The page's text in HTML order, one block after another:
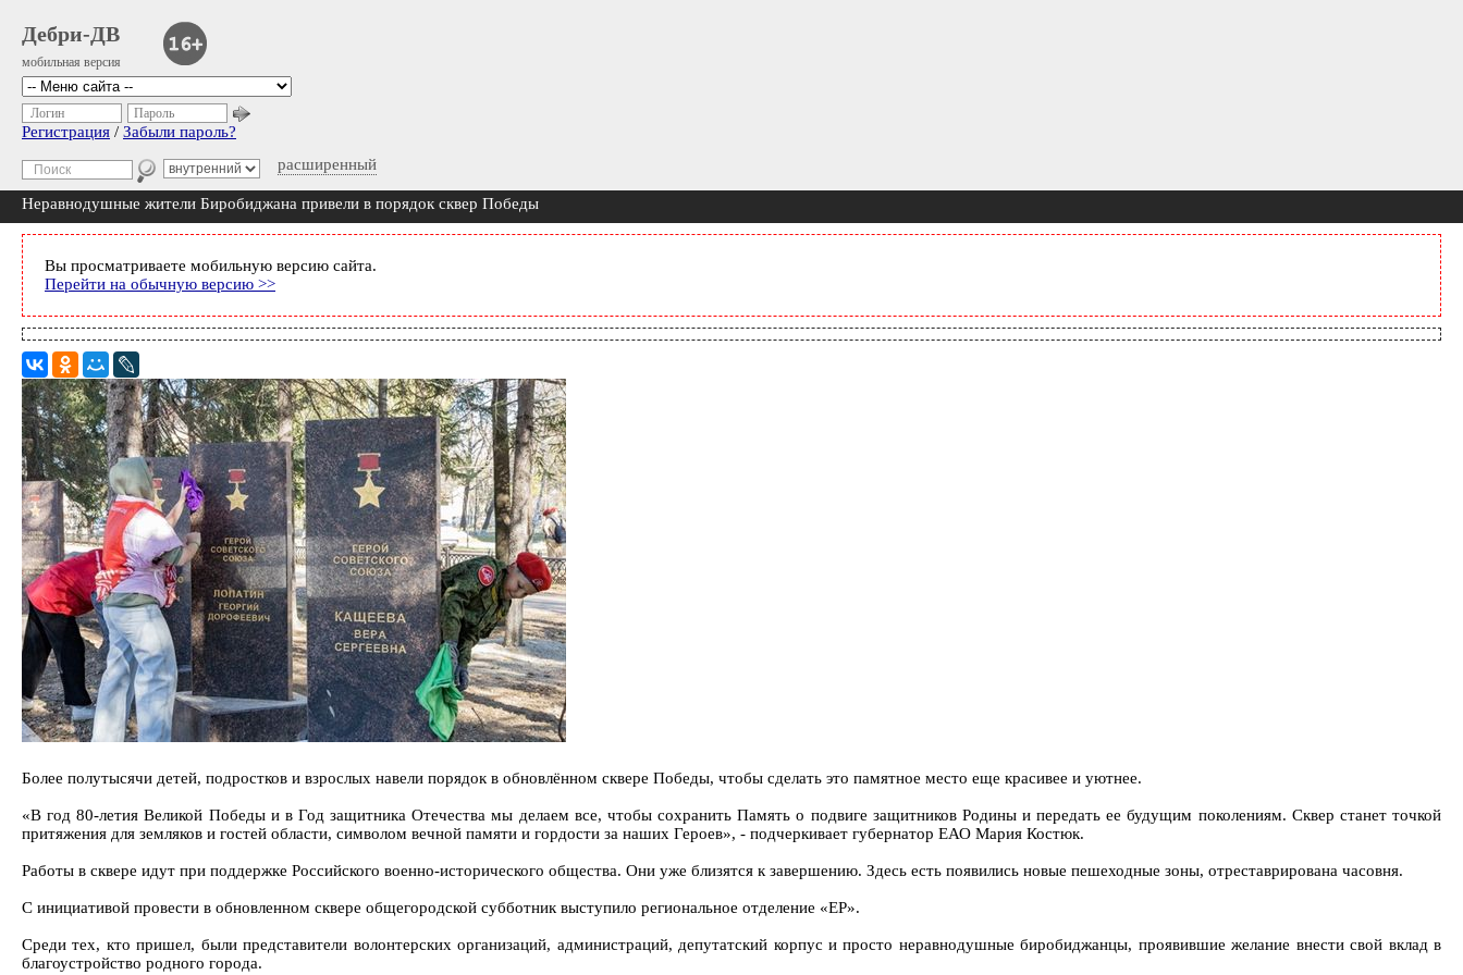
Дебри-ДВ
мобильная версия
расширенный
Логин Пароль
Регистрация / Забыли пароль?
Неравнодушные жители Биробиджана привели в порядок сквер Победы
Вы просматриваете мобильную версию сайта.
Перейти на обычную версию >>
Более полутысячи детей, подростков и взрослых навели порядок в обновлённом сквере Победы, чтобы сделать это памятное место еще красивее и уютнее.
«В год 80-летия Великой Победы и в Год защитника Отечества мы делаем все, чтобы сохранить Память о подвиге защитников Родины и передать ее будущим поколениям. Сквер станет точкой
притяжения для земляков и гостей области, символом вечной памяти и гордости за наших Героев», - подчеркивает губернатор ЕАО Мария Костюк.
Работы в сквере идут при поддержке Российского военно-исторического общества. Они уже близятся к завершению. Здесь есть появились новые пешеходные зоны, отреставрирована часовня.
С инициативой провести в обновленном сквере общегородской субботник выступило региональное отделение «ЕР».
Среди тех, кто пришел, были представители волонтерских организаций, администраций, депутатский корпус и просто неравнодушные биробиджанцы, проявившие желание внести свой вклад в
благоустройство родного города.